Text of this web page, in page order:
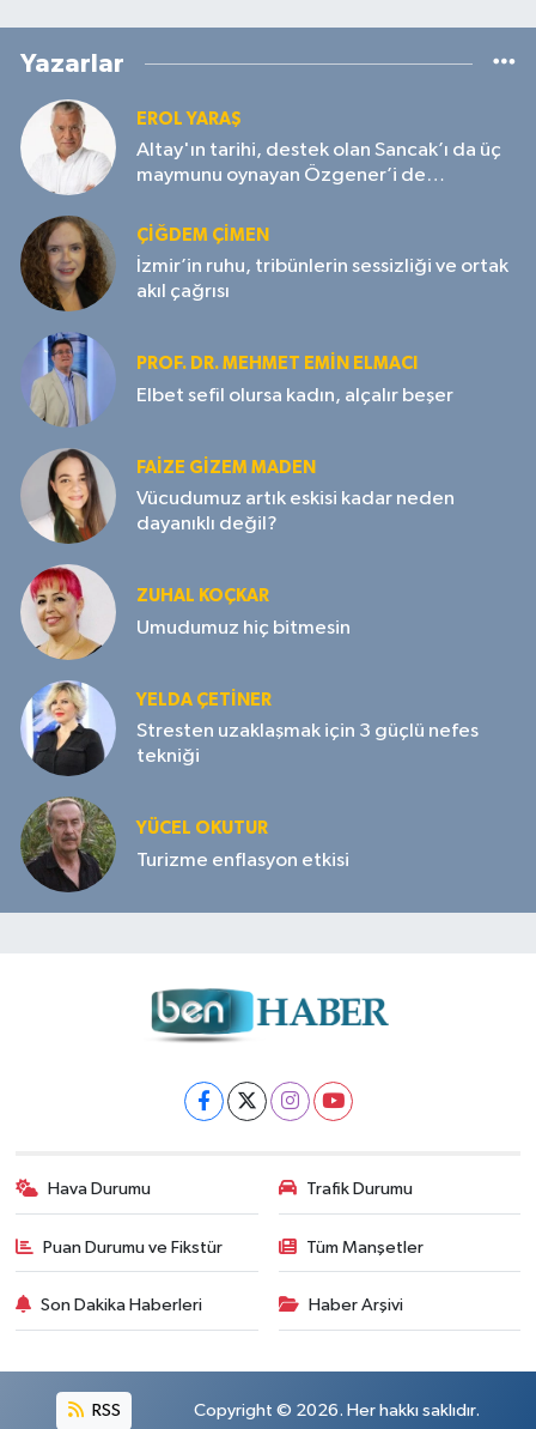
Yazarlar
EROL YARAŞ
Altay'ın tarihi, destek olan Sancak’ı da üç
maymunu oynayan Özgener’i de
ÇIĞDEM ÇIMEN
İzmir’in ruhu, tribünlerin sessizliği ve ortak
akıl çağrısı
PROF. DR. MEHMET EMIN ELMACI
Elbet sefil olursa kadın, alçalır beşer
FAIZE GIZEM MADEN
Vücudumuz artık eskisi kadar neden
dayanıklı değil?
ZUHAL KOÇKAR
Umudumuz hiç bitmesin
YELDA ÇETİNER
Stresten uzaklaşmak için 3 güçlü nefes
tekniği
YÜCEL OKUTUR
Turizme enflasyon etkisi
Hava Durumu Trafik Durumu
Puan Durumu ve Fikstür Tüm Manşetler
Son Dakika Haberleri Haber Arşivi
RSS Copyright © 2026. Her hakkı saklıdır.